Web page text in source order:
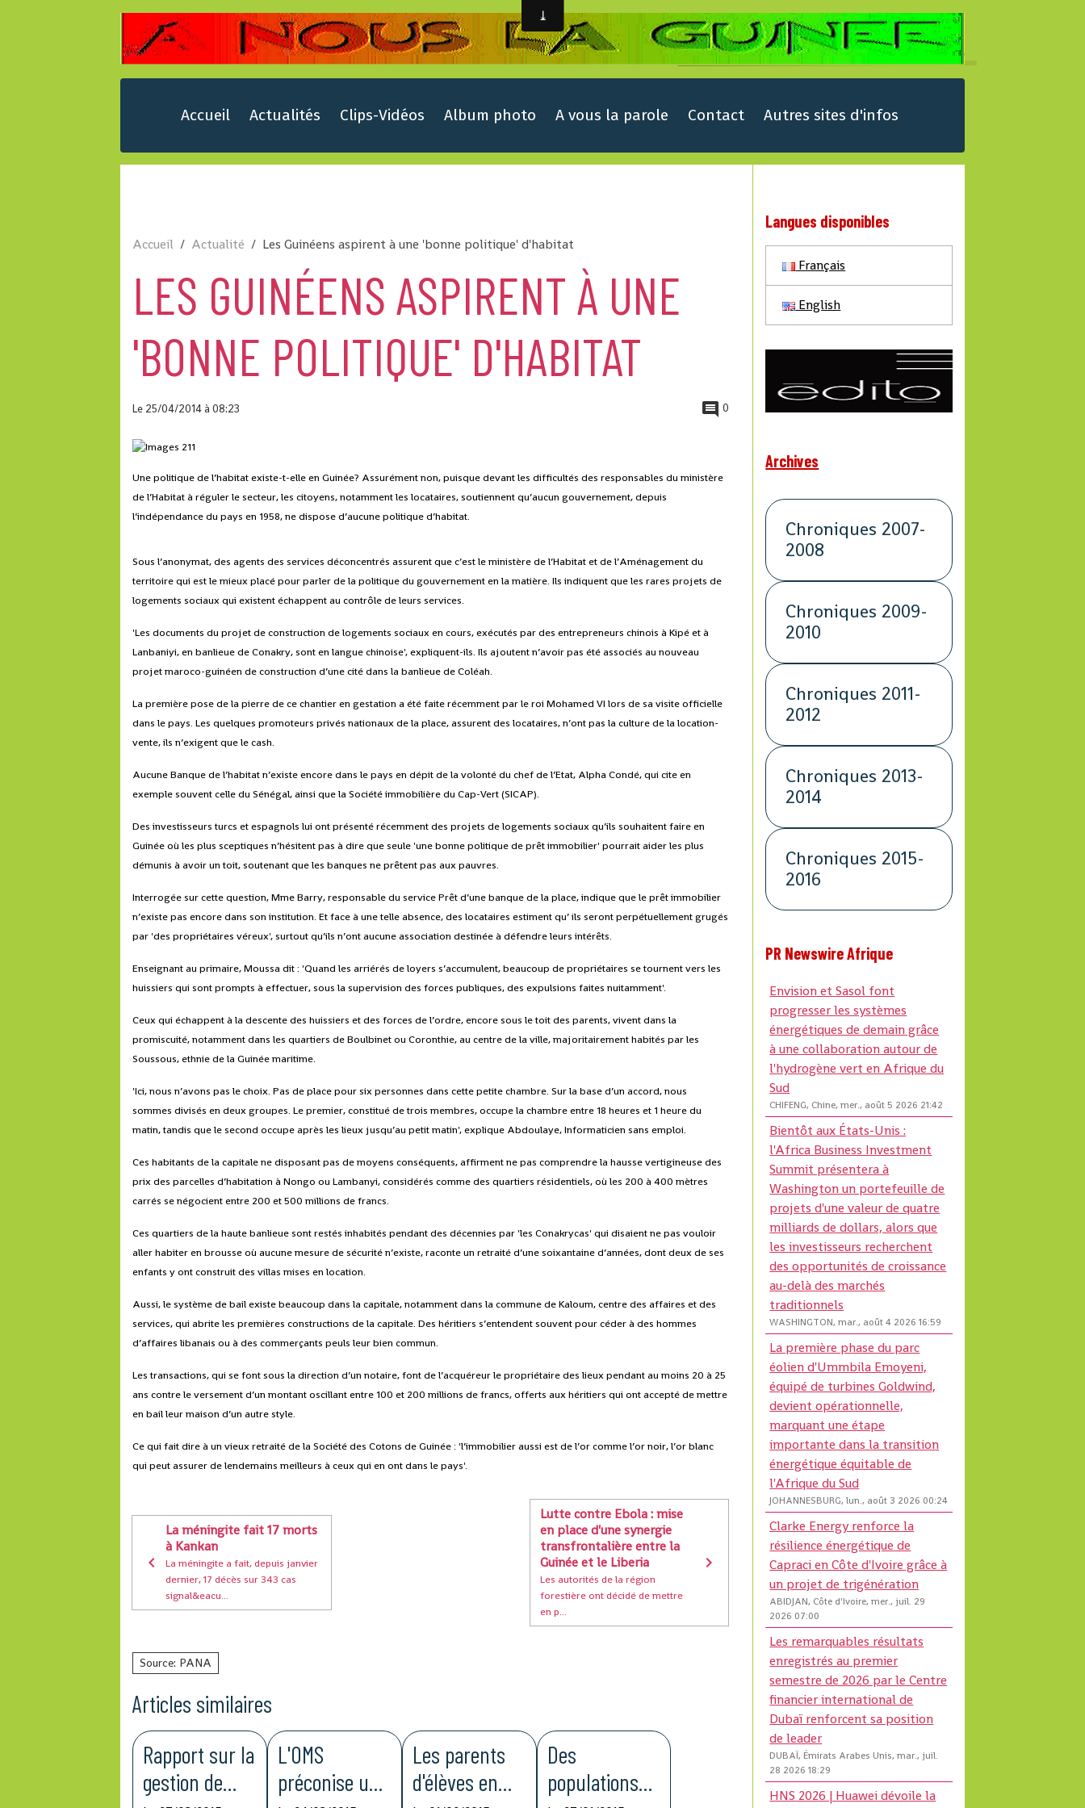
Accueil Actualités Clips-Vidéos Album photo A vous la parole Contact Autres sites d'infos
Accueil Actualité Les Guinéens aspirent à une 'bonne politique' d'habitat
LES GUINÉENS ASPIRENT À UNE
'BONNE POLITIQUE' D'HABITAT
Le 25/04/2014à 08:23 0
Une politique de l’habitat existe-t-elle en Guinée? Assurément non, puisque devant les difficultés des responsables du ministère
de l’Habitat à réguler le secteur, les citoyens, notamment les locataires, soutiennent qu’aucun gouvernement, depuis
l’indépendance du pays en 1958, ne dispose d’aucune politique d’habitat.
Sous l’anonymat, des agents des services déconcentrés assurent que c’est le ministère de l’Habitat et de l’Aménagement du
territoire qui est le mieux placé pour parler de la politique du gouvernement en la matière. Ils indiquent que les rares projets de
logements sociaux qui existent échappent au contrôle de leurs services.
'Les documents du projet de construction de logements sociaux en cours, exécutés par des entrepreneurs chinois à Kipé et à
Lanbaniyi, en banlieue de Conakry, sont en langue chinoise', expliquent-ils. Ils ajoutent n’avoir pas été associés au nouveau
projet maroco-guinéen de construction d’une cité dans la banlieue de Coléah.
La première pose de la pierre de ce chantier en gestation a été faite récemment par le roi Mohamed VI lors de sa visite officielle
dans le pays. Les quelques promoteurs privés nationaux de la place, assurent des locataires, n’ont pas la culture de la location-
vente, ils n’exigent que le cash.
Aucune Banque de l’habitat n’existe encore dans le pays en dépit de la volonté du chef de l’Etat, Alpha Condé, qui cite en
exemple souvent celle du Sénégal, ainsi que la Société immobilière du Cap-Vert (SICAP).
Des investisseurs turcs et espagnols lui ont présenté récemment des projets de logements sociaux qu’ils souhaitent faire en
Guinée où les plus sceptiques n’hésitent pas à dire que seule 'une bonne politique de prêt immobilier' pourrait aider les plus
démunis à avoir un toit, soutenant que les banques ne prêtent pas aux pauvres.
Interrogée sur cette question, Mme Barry, responsable du service Prêt d’une banque de la place, indique que le prêt immobilier
n’existe pas encore dans son institution. Et face à une telle absence, des locataires estiment qu’ ils seront perpétuellement grugés
par 'des propriétaires véreux', surtout qu’ils n’ont aucune association destinée à défendre leurs intérêts.
Enseignant au primaire, Moussa dit : 'Quand les arriérés de loyers s’accumulent, beaucoup de propriétaires se tournent vers les
huissiers qui sont prompts à effectuer, sous la supervision des forces publiques, des expulsions faites nuitamment'.
Ceux qui échappent à la descente des huissiers et des forces de l’ordre, encore sous le toit des parents, vivent dans la
promiscuité, notamment dans les quartiers de Boulbinet ou Coronthie, au centre de la ville, majoritairement habités par les
Soussous, ethnie de la Guinée maritime.
'Ici, nous n’avons pas le choix. Pas de place pour six personnes dans cette petite chambre. Sur la base d’un accord, nous
sommes divisés en deux groupes. Le premier, constitué de trois membres, occupe la chambre entre 18 heures et 1 heure du
matin, tandis que le second occupe après les lieux jusqu’au petit matin', explique Abdoulaye, Informaticien sans emploi.
Ces habitants de la capitale ne disposant pas de moyens conséquents, affirment ne pas comprendre la hausse vertigineuse des
prix des parcelles d’habitation à Nongo ou Lambanyi, considérés comme des quartiers résidentiels, où les 200 à 400 mètres
carrés se négocient entre 200 et 500 millions de francs.
Ces quartiers de la haute banlieue sont restés inhabités pendant des décennies par 'les Conakrycas' qui disaient ne pas vouloir
aller habiter en brousse où aucune mesure de sécurité n’existe, raconte un retraité d’une soixantaine d’années, dont deux de ses
enfants y ont construit des villas mises en location.
Aussi, le système de bail existe beaucoup dans la capitale, notamment dans la commune de Kaloum, centre des affaires et des
services, qui abrite les premières constructions de la capitale. Des héritiers s’entendent souvent pour céder à des hommes
d’affaires libanais ou à des commerçants peuls leur bien commun.
Les transactions, qui se font sous la direction d’un notaire, font de l’acquéreur le propriétaire des lieux pendant au moins 20 à 25
ans contre le versement d’un montant oscillant entre 100 et 200 millions de francs, offerts aux héritiers qui ont accepté de mettre
en bail leur maison d’un autre style.
Ce qui fait dire à un vieux retraité de la Société des Cotons de Guinée : 'l’immobilier aussi est de l’or comme l’or noir, l’or blanc
qui peut assurer de lendemains meilleurs à ceux qui en ont dans le pays'.
La méningite fait 17 morts
à Kankan
La méningite a fait, depuis janvier
dernier, 17 décès sur 343 cas
signal&eacu...
Lutte contre Ebola : mise
en place d'une synergie
transfrontalière entre la
Guinée et le Liberia
Les autorités de la région
forestière ont décidé de mettre
en p...
Source: PANA
Articles similaires
Rapport sur la
gestion de
L'OMS
préconise une
Les parents
d'élèves en
Des
populations
Langues disponibles
Français
English
Archives
Chroniques 2007-
2008
Chroniques 2009-
2010
Chroniques 2011-
2012
Chroniques 2013-
2014
Chroniques 2015-
2016
PR Newswire Afrique
Envision et Sasol font
progresser les systèmes
énergétiques de demain grâce
à une collaboration autour de
l'hydrogène vert en Afrique du
Sud
CHIFENG, Chine, mer., août 5 2026 21:42
Bientôt aux États-Unis :
l'Africa Business Investment
Summit présentera à
Washington un portefeuille de
projets d'une valeur de quatre
milliards de dollars, alors que
les investisseurs recherchent
des opportunités de croissance
au-delà des marchés
traditionnels
WASHINGTON, mar., août 4 2026 16:59
La première phase du parc
éolien d'Ummbila Emoyeni,
équipé de turbines Goldwind,
devient opérationnelle,
marquant une étape
importante dans la transition
énergétique équitable de
l'Afrique du Sud
JOHANNESBURG, lun., août 3 2026 00:24
Clarke Energy renforce la
résilience énergétique de
Capraci en Côte d'Ivoire grâce à
un projet de trigénération
ABIDJAN, Côte d'Ivoire, mer., juil. 29
2026 07:00
Les remarquables résultats
enregistrés au premier
semestre de 2026 par le Centre
financier international de
Dubaï renforcent sa position
de leader
DUBAÏ, Émirats Arabes Unis, mar., juil.
28 2026 18:29
HNS 2026 | Huawei dévoile la